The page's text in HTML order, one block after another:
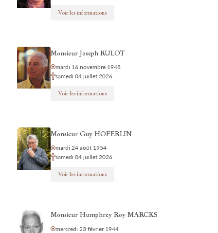
Voir les informations
Monsieur Joseph RULOT
mardi 16 novembre 1948
samedi 04 juillet 2026
Voir les informations
Monsieur Guy HOFERLIN
mardi 24 août 1954
samedi 04 juillet 2026
Voir les informations
Monsieur Humphrey Roy MARCKS
mercredi 23 février 1944